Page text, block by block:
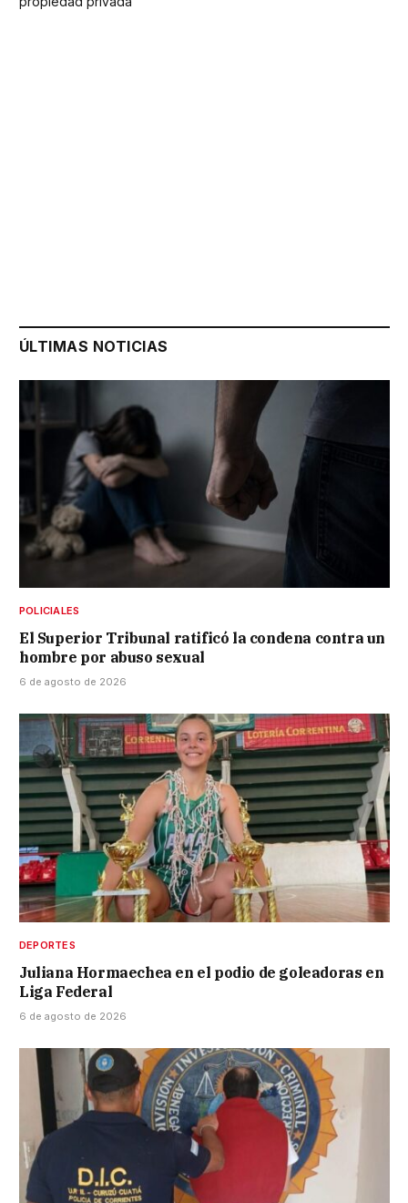
ÚLTIMAS NOTICIAS
POLICIALES
El Superior Tribunal ratificó la condena contra un
hombre por abuso sexual
6 de agosto de 2026
DEPORTES
Juliana Hormaechea en el podio de goleadoras en
Liga Federal
6 de agosto de 2026